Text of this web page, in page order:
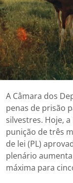
A Câmara dos
penas de prisão
silvestres. Hoje,
punição de três
de lei (PL)
plenário
máxima para